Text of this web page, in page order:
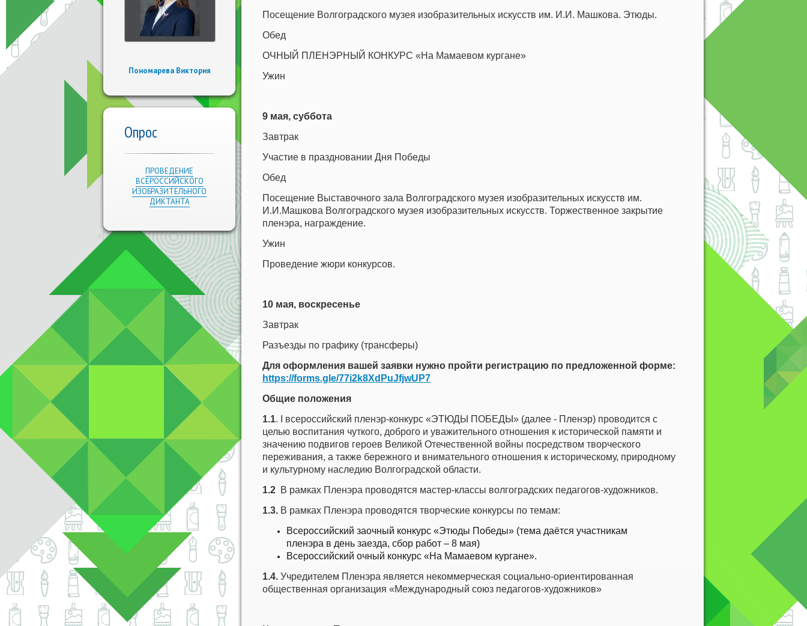
Пономарева Виктория
Опрос
ПРОВЕДЕНИЕ
ВСЕРОССИЙСКОГО
ИЗОБРАЗИТЕЛЬНОГО
ДИКТАНТА
Посещение Волгоградского музея изобразительных искусств им. И.И. Машкова. Этюды.
Обед
ОЧНЫЙ ПЛЕНЭРНЫЙ КОНКУРС «На Мамаевом кургане»
Ужин
9 мая, суббота
Завтрак
Участие в праздновании Дня Победы
Обед
Посещение Выставочного зала Волгоградского музея изобразительных искусств им.
И.И.Машкова Волгоградского музея изобразительных искусств. Торжественное закрытие
пленэра, награждение.
Ужин
Проведение жюри конкурсов.
10 мая, воскресенье
Завтрак
Разъезды по графику (трансферы)
Для оформления вашей заявки нужно пройти регистрацию по предложенной форме:
https://forms.gle/77i2k8XdPuJfjwUP7
Общие положения
1.1. I всероссийский пленэр-конкурс «ЭТЮДЫ ПОБЕДЫ» (далее - Пленэр) проводится с
целью воспитания чуткого, доброго и уважительного отношения к исторической памяти и
значению подвигов героев Великой Отечественной войны посредством творческого
переживания, а также бережного и внимательного отношения к историческому, природному
и культурному наследию Волгоградской области.
1.2 В рамках Пленэра проводятся мастер-классы волгоградских педагогов-художников.
1.3. В рамках Пленэра проводятся творческие конкурсы по темам:
Всероссийский заочный конкурс «Этюды Победы» (тема даётся участникам
пленэра в день заезда, сбор работ – 8 мая)
Всероссийский очный конкурс «На Мамаевом кургане».
1.4. Учредителем Пленэра является некоммерческая социально-ориентированная
общественная организация «Международный союз педагогов-художников»